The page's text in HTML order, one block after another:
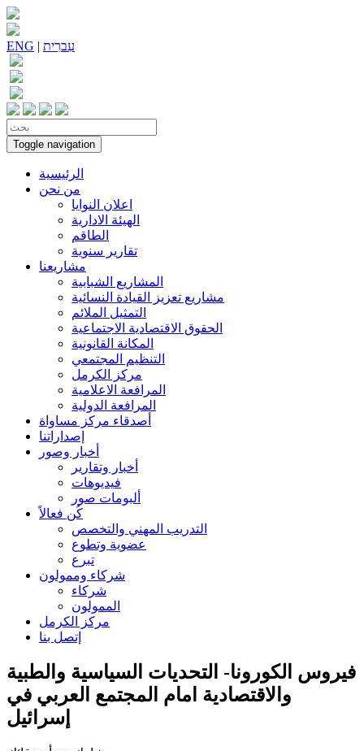
ENG | עִברִית
Toggle navigation
الرئيسية
من نحن
اعلان النوايا
الهيئة الادارية
الطاقم
تقارير سنوية
مشاريعنا
المشاريع الشبابية
مشاريع تعزيز القيادة النسائية
التمثيل الملائم
الحقوق الاقتصادية الاجتماعية
المكانة القانونية
التنظيم المجتمعي
مركز الكرمل
المرافعة الاعلامية
المرافعة الدولية
أصدقاء مركز مساواة
إصداراتنا
أخبار وصور
أخبار وتقارير
فيديوهات
ألبومات صور
كُن فعالاً
التدريب المهني والتخصص
عضوية وتطوع
تبرع
شركاء وممولون
شركاء
الممولون
مركز الكرمل
إتصل بنا
فيروس الكورونا- التحديات السياسية والطبية
والاقتصادية امام المجتمع العربي في
إسرائيل